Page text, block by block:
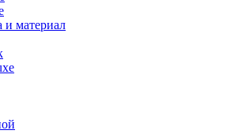
и материал